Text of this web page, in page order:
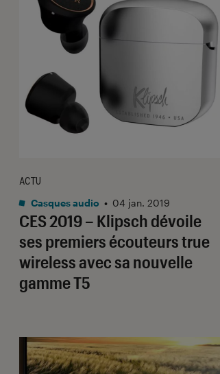
CES 2019 – Klipsch dévoile
ses premiers écouteurs true
wireless avec sa nouvelle
gamme T5
ACTU
Casques audio • 04 jan. 2019